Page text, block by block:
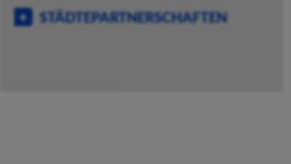
STÄDTEPARTNERSCHAFTEN